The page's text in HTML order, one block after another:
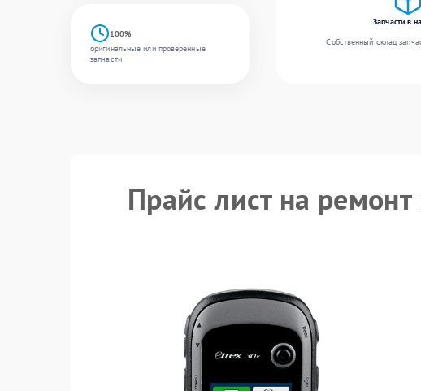
100%
оригинальные или проверенные
запчасти
Запчасти в
Собственный склад
Прайс лист на